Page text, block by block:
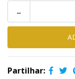
-
Partilhar: